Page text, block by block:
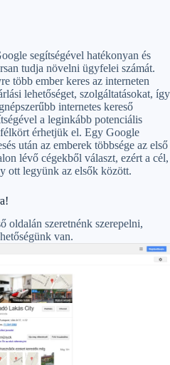
segítségével hatékonyan és
tudja növelni ügyfelei számát.
több ember keres az interneten
lehetőséget, szolgáltatásokat, így
internetes kereső
a leginkább potenciális
érhetjük el. Egy Google
után az emberek többsége az első
lévő cégekből választ, ezért a cél,
ott legyünk az elsők között.
oldalán szeretnénk szerepelni,
van.